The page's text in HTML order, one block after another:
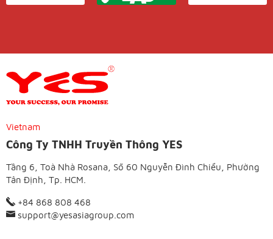
Vietnam
Công Ty TNHH Truyền Thông YES
Tầng 6, Toà Nhà Rosana, Số 60 Nguyễn Đình Chiểu, Phường
Tân Định, Tp. HCM.
+84 868 808 468
support@yesasiagroup.com